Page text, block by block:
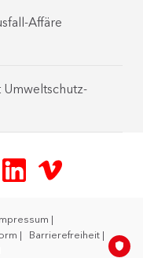
Affäre
Barrierefreiheit